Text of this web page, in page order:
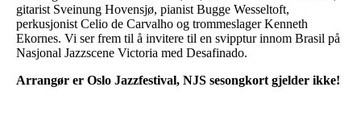
gitarist Sveinung Hovensjø, pianist Bugge Wesseltoft,
perkusjonist Celio de Carvalho og trommeslager Kenneth
Ekornes. Vi ser frem til å invitere til en svipptur innom Brasil på
Nasjonal Jazzscene Victoria med Desafinado.
Arrangør er Oslo Jazzfestival, NJS sesongkort gjelder ikke!